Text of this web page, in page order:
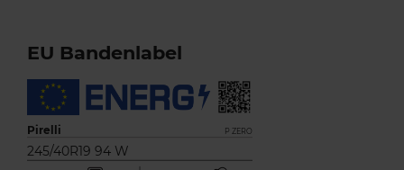
EU Bandenlabel
Pirelli P ZERO
245/40R19 94 W